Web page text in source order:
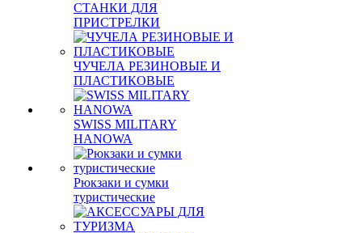
СТАНКИ ДЛЯ
ПРИСТРЕЛКИ
ЧУЧЕЛА РЕЗИНОВЫЕ И
ПЛАСТИКОВЫЕ
SWISS MILITARY
HANOWA
Рюкзаки и сумки
туристические